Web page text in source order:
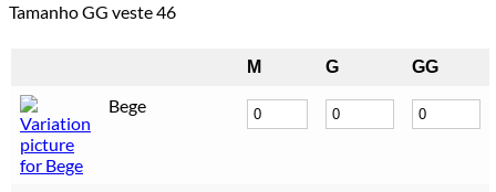
Tamanho GG veste 46
M G GG
Bege